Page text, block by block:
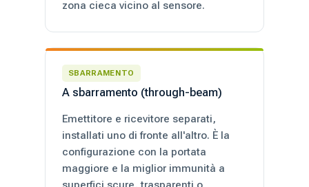
zona cieca vicino al sensore.
SBARRAMENTO
A sbarramento (through-beam)
Emettitore e ricevitore separati,
installati uno di fronte all'altro. È la
configurazione con la portata
maggiore e la miglior immunità a